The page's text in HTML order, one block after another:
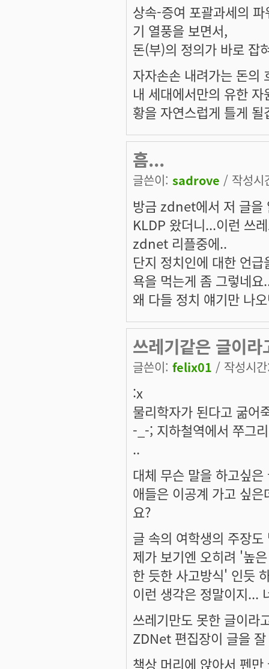
상속-증여 포괄과세의
기 열풍을 보면서,
돈(부)의 정의가 바로 잡
자자손손 내려가는 돈의
내 세대에서만의 유한
황을 자연스럽게 틀게 될
흠...
글쓴이: sadrove / 작성
방금 zdnet에서 저 글을
KLDP 왔더니...이런 쓰
zdnet 리플중에..
단지 정치인에 대한 언
욕을 먹는게 좀 그렇네요
왜 다들 정치 얘기만 나
쓰레기같은 글이
글쓴이: felix01 / 작성시
:x
물리학자가 된다고 굶어
-_-; 지하철역에서 쭈그
..
대체 무슨 말을 하고싶
애들은 이공계 가고 싶
요?
글 속의 여학생의 주장
제가 보기엔 오히려 '높
한 듯한 사고방식' 인듯
이런 생각은 정말이지...
쓰레기만도 못한 글이라
ZDNet 편집장이 글을
책상 머리에 앉아서 펜